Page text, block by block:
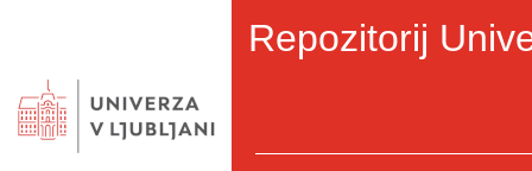
Repozitorij